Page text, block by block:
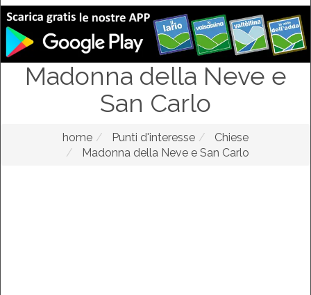
Madonna della Neve e
San Carlo
home Punti d'interesse
Chiese
Madonna della Neve e San Carlo